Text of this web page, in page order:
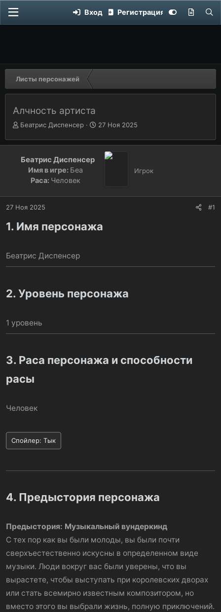
Вход Регистрация
Листы персонажей
Алчность артиста
Автор темы
А
р
ы
Беатрис Диспенсер Дата начала
Д
л
27 Ноя 2025
Беатрис Диспенсер
Имя в игре: Беа
Раса: Человек
Игрок
27 Ноя 2025 #1
1. Имя персонажа
Беатрис Диспенсер
2. Уровень персонажа
1 уровень
3. Раса персонажа и способности
расы
Человек
Спойлер: Тык
4. Предыстория персонажа
Предыстория: Музыкальный вундеркинд
С тех пор как вы были молоды, вы были почти
сверхъестественно искусны в определенном виде
музыки. Люди вокруг вас были уверены, что вы
вырастете, чтобы выступать при королевских дворах
или стать всемирно известным композитором, но
вместо этого вы выбрали жизнь, полную приключений.